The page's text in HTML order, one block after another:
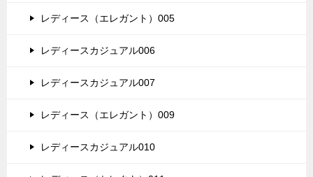
レディース（エレガント）005
レディースカジュアル006
レディースカジュアル007
レディース（エレガント）009
レディースカジュアル010